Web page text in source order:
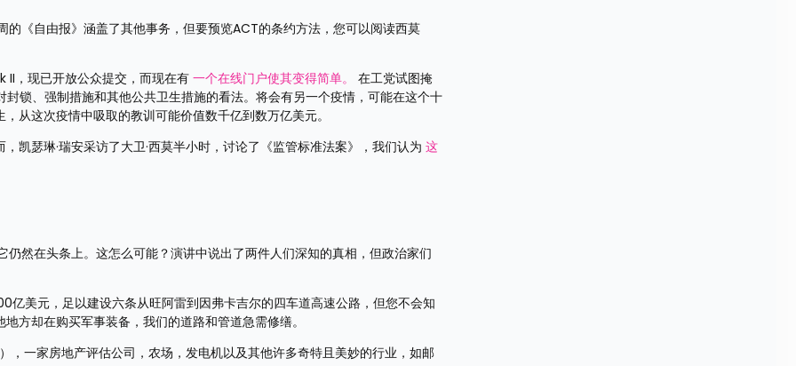
的《自由报》涵盖了其他事务，但要预览ACT的条约方法，您可以阅读西莫
II，现已开放公众提交，而现在有 一个在线门户使其变得简单。
在工党试图掩
锁、强制措施和其他公共卫生措施的看法。将会有另一个疫情，可能在这个十
从这次疫情中吸取的教训可能价值数千亿到数万亿美元。
凯瑟琳·瑞安采访了大卫·西莫半小时，讨论了《监管标准法案》，我们认为 这
仍然在头条上。这怎么可能？演讲中说出了两件人们深知的真相，但政治家们
亿美元，足以建设六条从旺阿雷到因弗卡吉尔的四车道高速公路，但您不会知
方却在购买军事装备，我们的道路和管道急需修缮。
一家房地产评估公司，农场，发电机以及其他许多奇特且美妙的行业，如邮